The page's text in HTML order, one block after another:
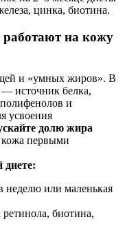
цинка, биотина.
на кожу
и «умных жиров». В
источник белка,
и
усвоения
долю жира
кожа первыми
диете:
неделю или маленькая
биотина,